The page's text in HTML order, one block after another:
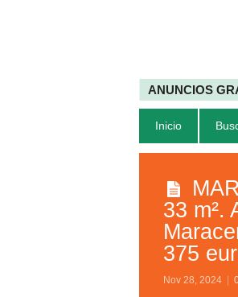
ANUNCIOS
Inicio
33 m².
375
Nov 28, 2024